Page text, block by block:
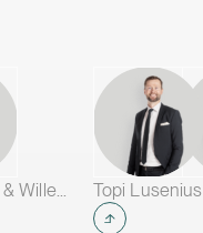
Topi Lusenius, Valentin Golovanov & Wille Järvelä Topi